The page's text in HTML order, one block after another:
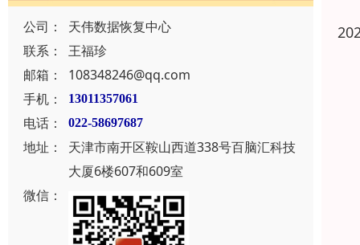
公司：
天伟数据恢复中心
联系：
王福珍
邮箱：
108348246@qq.com
手机：
13011357061
电话： 022-58697687
地址：
天津市南开区鞍山西道338号百脑汇科技
大厦6楼607和609室
微信：